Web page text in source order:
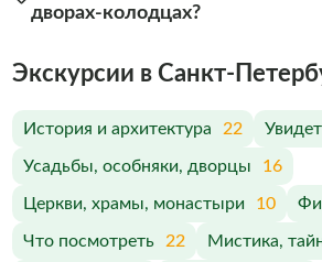
дворах-колодцах?
Экскурсии в Санкт-
История и архитектура 22
Усадьбы, особняки, дворцы 16
Церкви, храмы, монастыри 10
Что посмотреть 22 Мистика,